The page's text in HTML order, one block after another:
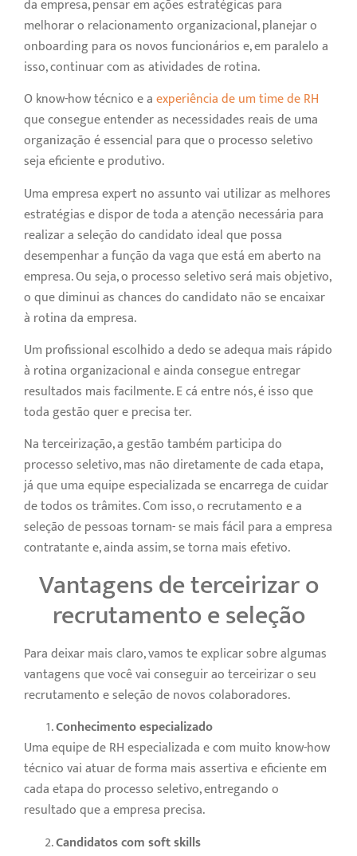
da empresa, pensar em ações estratégicas para
melhorar o relacionamento organizacional, planejar o
onboarding para os novos funcionários e, em paralelo a
isso, continuar com as atividades de rotina.
O know-how técnico e aexperiência de um time de RH
que consegue entender as necessidades reais de uma
organização é essencial para que o processo seletivo
seja eficiente e produtivo.
Uma empresa expert no assunto vai utilizar as melhores
estratégias e dispor de toda a atenção necessária para
realizar a seleção do candidato ideal que possa
desempenhar a função da vaga que está em aberto na
empresa. Ou seja, o processo seletivo será mais objetivo,
o que diminui as chances do candidato não se encaixar
à rotina da empresa.
Um profissional escolhido a dedo se adequa mais rápido
à rotina organizacional e ainda consegue entregar
resultados mais facilmente. E cá entre nós, é isso que
toda gestão quer e precisa ter.
Na terceirização, a gestão também participa do
processo seletivo, mas não diretamente de cada etapa,
já que uma equipe especializada se encarrega de cuidar
de todos os trâmites. Com isso, o recrutamento e a
seleção de pessoas tornam- se mais fácil para a empresa
contratante e, ainda assim, se torna mais efetivo.
Vantagens de terceirizar o
recrutamento e seleção
Para deixar mais claro, vamos te explicar sobre algumas
vantagens que você vai conseguir ao terceirizar o seu
recrutamento e seleção de novos colaboradores.
Conhecimento especializado
Uma equipe de RH especializada e com muito know-how
técnico vai atuar de forma mais assertiva e eficiente em
cada etapa do processo seletivo, entregando o
resultado que a empresa precisa.
Candidatos com soft skills